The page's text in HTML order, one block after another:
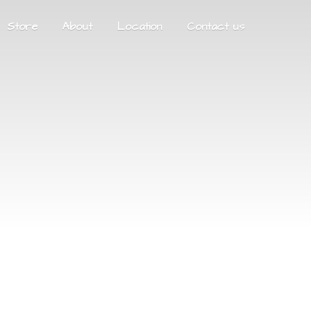
Store About Location Contact us